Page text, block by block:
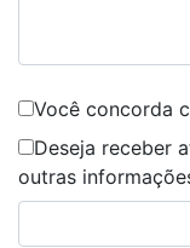
Você concorda
Deseja receber
outras